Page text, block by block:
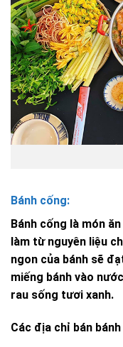
Bánh cống:
Bánh cống là món
làm từ nguyên liệu
ngon của bánh sẽ
miếng bánh vào
rau sống tươi xanh.
Các địa chỉ bán